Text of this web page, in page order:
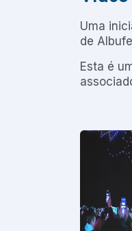
Uma
de
Esta é